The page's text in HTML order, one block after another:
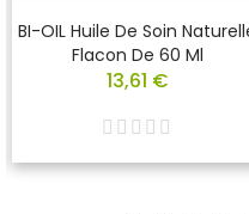
BI-OIL Huile De Soin
Flacon De 60 Ml
13,61 €